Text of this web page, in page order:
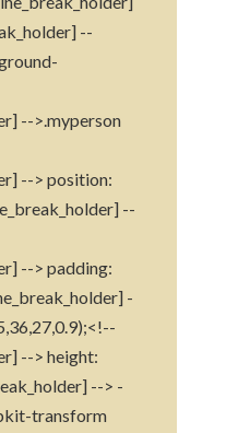
--
-->.myperson
--> position:
--
--> padding:
-
--> height:
--> -
transform